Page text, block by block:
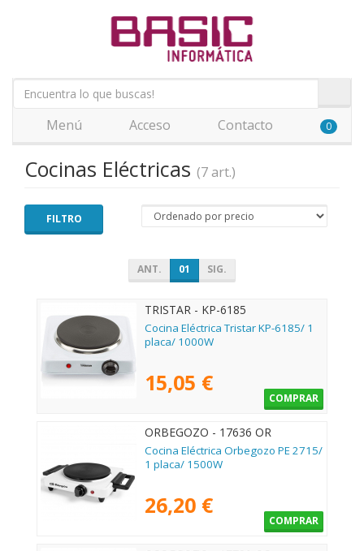
Menú Acceso Contacto 0
Cocinas Eléctricas (7 art.)
FILTRO
ANT. 01 SIG.
TRISTAR - KP-6185
Cocina Eléctrica Tristar KP-6185/ 1
placa/ 1000W
15,05 €
COMPRAR
ORBEGOZO - 17636 OR
Cocina Eléctrica Orbegozo PE 2715/
1 placa/ 1500W
26,20 €
COMPRAR